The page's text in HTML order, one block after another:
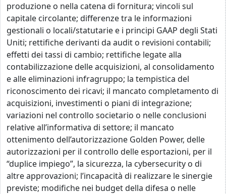
produzione o nella catena di fornitura; vincoli sul
capitale circolante; differenze tra le informazioni
gestionali o locali/statutarie e i principi GAAP degli Stati
Uniti; rettifiche derivanti da audit o revisioni contabili;
effetti dei tassi di cambio; rettifiche legate alla
contabilizzazione delle acquisizioni, al consolidamento
e alle eliminazioni infragruppo; la tempistica del
riconoscimento dei ricavi; il mancato completamento di
acquisizioni, investimenti o piani di integrazione;
variazioni nel controllo societario o nelle conclusioni
relative all’informativa di settore; il mancato
ottenimento dell’autorizzazione Golden Power, delle
autorizzazioni per il controllo delle esportazioni, per il
“duplice impiego”, la sicurezza, la cybersecurity o di
altre approvazioni; l’incapacità di realizzare le sinergie
previste; modifiche nei budget della difesa o nelle